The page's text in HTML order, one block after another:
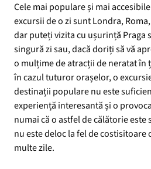
Cele mai populare și mai
excursii de o zi sunt Londra,
dar puteți vizita cu ușurință Praga
singură zi sau, dacă doriți să vă
o mulțime de atracții de neratat în
în cazul tuturor orașelor, o
destinații populare nu este
experiență interesantă și o
numai că o astfel de călătorie
nu este deloc la fel de costisitoare
multe zile.